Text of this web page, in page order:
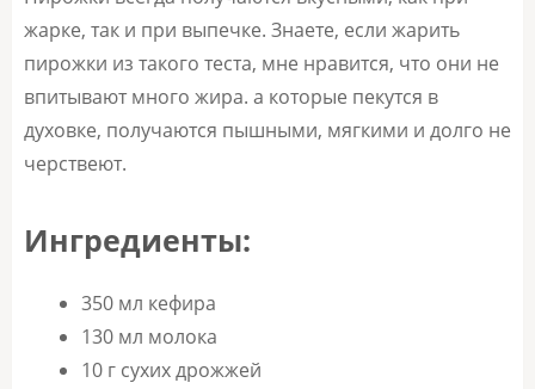
жарке, так и при выпечке. Знаете, если жарить
пирожки из такого теста, мне нравится, что они не
впитывают много жира. а которые пекутся в
духовке, получаются пышными, мягкими и долго не
черствеют.
Ингредиенты:
350 мл кефира
130 мл молока
10 г сухих дрожжей